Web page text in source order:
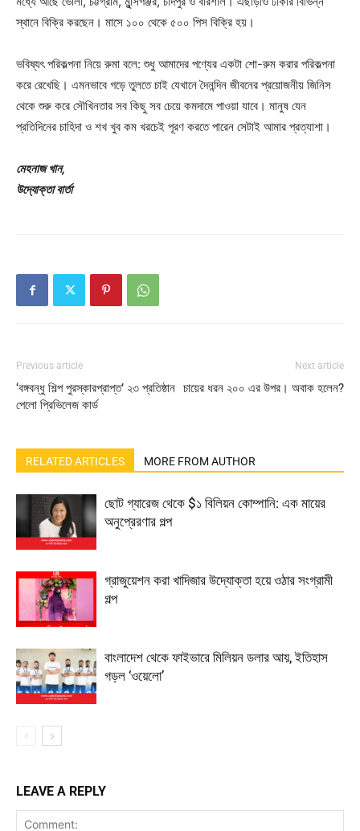
স্থানে বিক্রি করছেন। মাসে ১০০ থেকে ৫০০ পিস বিক্রি হয়।
ভবিষ্যৎ পরিকল্পনা নিয়ে রুমা বলে: শুধু আমাদের পণ্যের একটা শো-রুম করার পরিকল্পনা
করে রেখেছি। এমনভাবে গড়ে তুলতে চাই যেখানে দৈনন্দিন জীবনের প্রয়োজনীয় জিনিস
থেকে শুরু করে সৌখিনতার সব কিছু সব চেয়ে কমদামে পাওয়া যাবে। মানুষ যেন
প্রতিদিনের চাহিদা ও শখ খুব কম খরচেই পূরণ করতে পারেন সেটাই আমার প্রত্যাশা।
মেহনাজ খান,
উদ্যোক্তা বার্তা
Previous article
‘বঙ্গবন্ধু শিল্প পুরস্কারপ্রাপ্ত’ ২৩ প্রতিষ্ঠান
পেলো প্রিভিলেজ কার্ড
Next article
চায়ের ধরন ২০০ এর উপর। অবাক হলেন?
RELATED ARTICLES MORE FROM AUTHOR
ছোট গ্যারেজ থেকে $১ বিলিয়ন কোম্পানি: এক মায়ের
অনুপ্রেরণার গল্প
গ্রাজুয়েশন করা খাদিজার উদ্যোক্তা হয়ে ওঠার সংগ্রামী
গল্প
বাংলাদেশ থেকে ফাইভারে মিলিয়ন ডলার আয়, ইতিহাস
গড়ল ‘ওয়েলো’
LEAVE A REPLY